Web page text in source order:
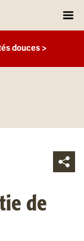
douces >
de